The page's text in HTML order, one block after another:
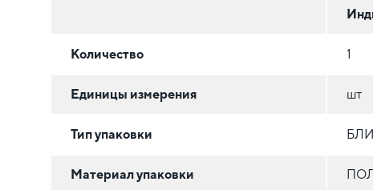
Количество 1
Единицы измерения шт
Тип упаковки
Материал упаковки